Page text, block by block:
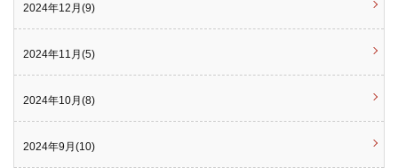
2024年12月(9)
2024年11月(5)
2024年10月(8)
2024年9月(10)